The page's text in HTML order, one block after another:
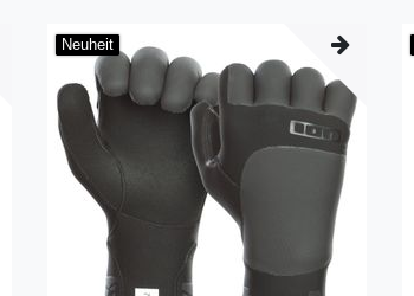
Neuheit